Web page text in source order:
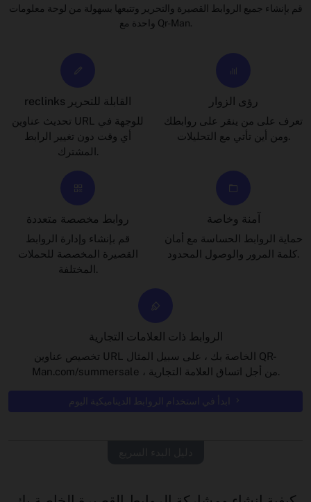
قم بإنشاء جميع الروابط القصيرة والتحرير وتتبعها بسهولة من لوحة معلومات
واحدة مع Qr-Man.
reclinks القابلة للتحرير
تحديث عناوين URL للوجهة في
أي وقت دون تغيير الرابط
المشترك.
رؤى الزوار
تعرف على من ينقر على روابطك
ومن أين تأتي مع التحليلات.
روابط مخصصة متعددة
قم بإنشاء وإدارة الروابط
القصيرة المخصصة للحملات
المختلفة.
آمنة وخاصة
حماية الروابط الحساسة مع أمان
كلمة المرور والوصول المحدود.
الروابط ذات العلامات التجارية
تخصيص عناوين URL الخاصة بك ، على سبيل المثال QR-
Man.com/summersale ، من أجل اتساق العلامة التجارية.